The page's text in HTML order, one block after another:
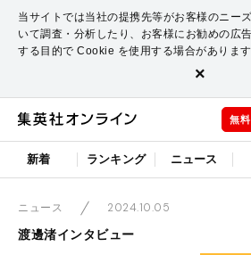
当サイトでは当社の提携先等がお客様のニー
いて調査・分析したり、お客様にお勧めの広
する目的で Cookie を使用する場合があります
×
無
新着 ランキング ニュース
ニュース
2024.10.05
渡邊渚インタビュー